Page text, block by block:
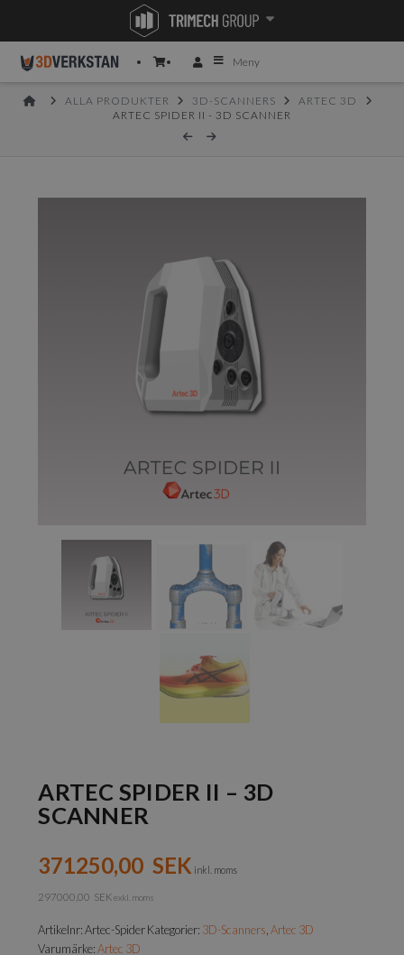
Meny
HOMEALLA PRODUKTER 3D-SCANNERS
ARTEC 3D
ARTEC SPIDER II - 3D SCANNER
ARTEC SPIDER II – 3D
SCANNER
371250,00 SEK inkl. moms
297000,00 SEK exkl. moms
Artikelnr:Artec-SpiderKategorier: 3D-Scanners ,Artec 3D
Varumärke:Artec 3D